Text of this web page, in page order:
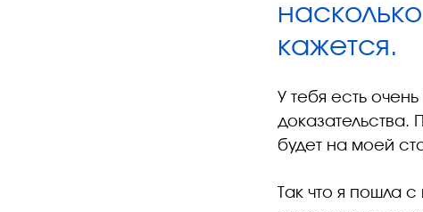
кажется.
У тебя есть
доказательства.
будет на моей
Так что я пошла